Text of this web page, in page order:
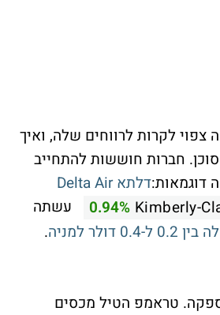
לקרות לרווחים שלה, ואיך
חברות חוששות להתחייב
דוגמאות:דלתאDelta Air
Kimberly-
0.94%
עשתה
למניה .
טראמפ הטיל מכסים